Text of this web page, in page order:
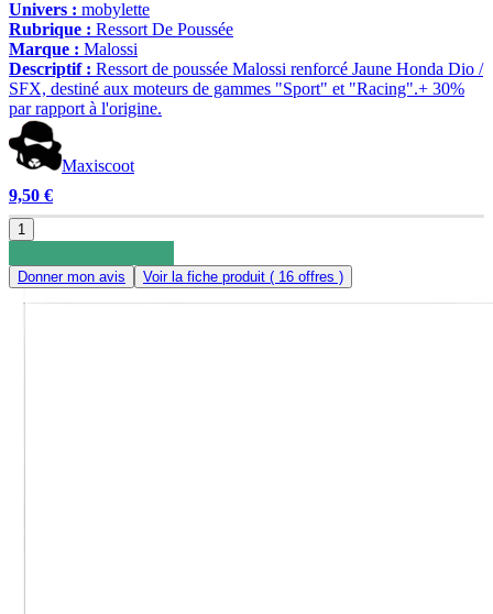
Univers : mobylette
Rubrique : Ressort De Poussée
Marque : Malossi
Descriptif : Ressort de poussée Malossi renforcé Jaune Honda Dio /
SFX, destiné aux moteurs de gammes "Sport" et "Racing".+ 30%
par rapport à l'origine.
Maxiscoot
9,50 €
1
Donner mon avis Voir la fiche produit ( 16 offres )